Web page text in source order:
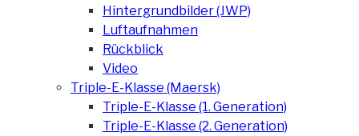
Hintergrundbilder (JWP)
Luftaufnahmen
Rückblick
Video
Triple-E-Klasse (Maersk)
Triple-E-Klasse (1. Generation)
Triple-E-Klasse (2. Generation)